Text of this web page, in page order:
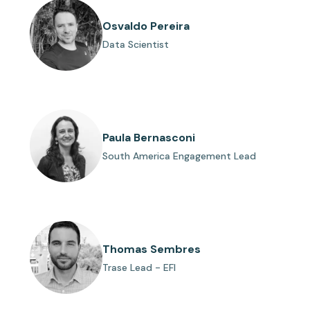
Osvaldo Pereira
Data Scientist
Paula Bernasconi
South America Engagement Lead
Thomas Sembres
Trase Lead - EFI